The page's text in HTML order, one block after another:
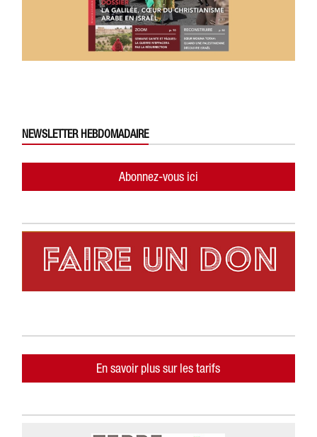
NEWSLETTER HEBDOMADAIRE
Abonnez-vous ici
En savoir plus sur les tarifs